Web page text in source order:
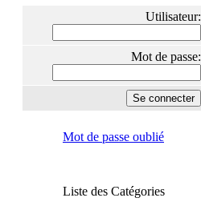
Utilisateur:
Mot de passe:
Mot de passe oublié
Liste des Catégories